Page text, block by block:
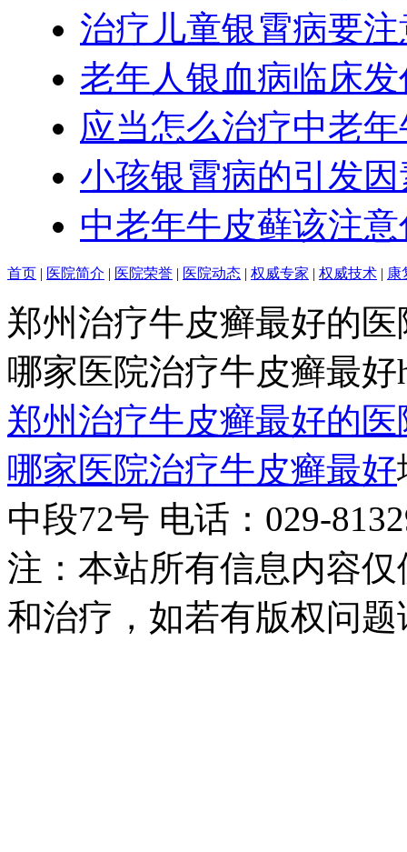
治疗儿童银霄病要
老年人银血病临床
应当怎么治疗中老
小孩银霄病的引发
中老年牛皮藓该注
首页 | 医院简介 | 医院荣誉 | 医院动态 | 权威专家 | 权威技术 | 康
郑州治疗牛皮癣最好的
哪家医院治疗牛皮癣最好
郑州治疗牛皮癣最好的
哪家医院治疗牛皮癣最好
中段72号 电话：029-
注：本站所有信息内容
和治疗，如若有版权问